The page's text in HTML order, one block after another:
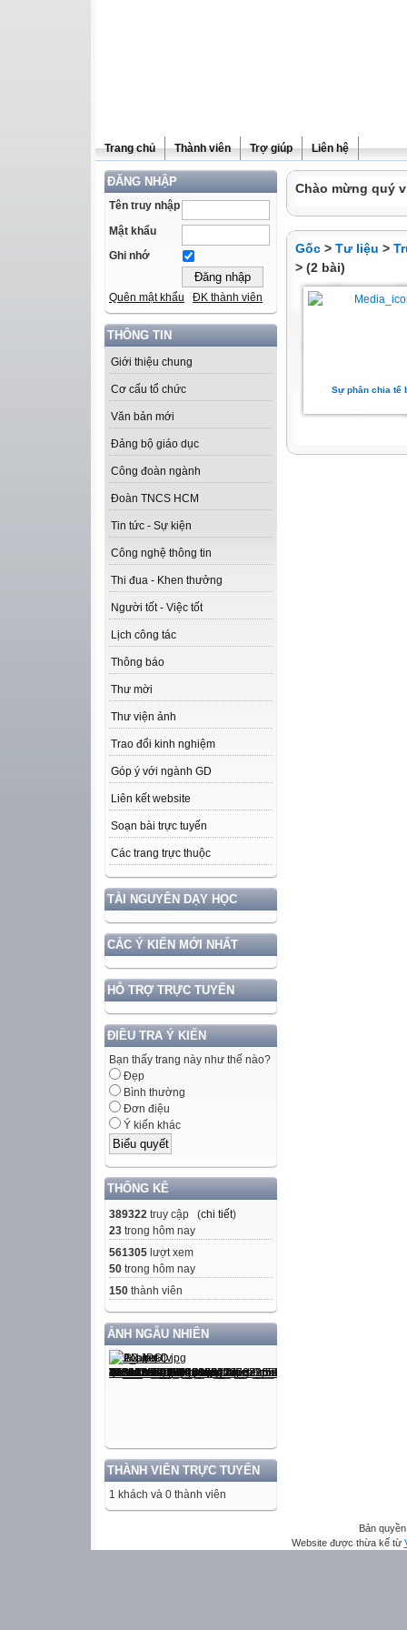
Trang chủ Thành viên Trợ giúp Liên hệ
ĐĂNG NHẬP
Tên truy nhập
Mật khẩu
Ghi nhớ
Quên mật khẩu ĐK thành viên
THÔNG TIN
Giới thiệu chung
Cơ cấu tổ chức
Văn bản mới
Đảng bộ giáo dục
Công đoàn ngành
Đoàn TNCS HCM
Tin tức - Sự kiện
Công nghệ thông tin
Thi đua - Khen thưởng
Người tốt - Việc tốt
Lịch công tác
Thông báo
Thư mời
Thư viện ảnh
Trao đổi kinh nghiệm
Góp ý với ngành GD
Liên kết website
Soạn bài trực tuyến
Các trang trực thuộc
TÀI NGUYÊN DẠY HỌC
CÁC Ý KIẾN MỚI NHẤT
HỖ TRỢ TRỰC TUYẾN
ĐIỀU TRA Ý KIẾN
Bạn thấy trang này như thế nào?
Đẹp
Bình thường
Đơn điệu
Ý kiến khác
THỐNG KÊ
389322 truy cập (chi tiết)
23 trong hôm nay
561305 lượt xem
50 trong hôm nay
150 thành viên
ẢNH NGẪU NHIÊN
THÀNH VIÊN TRỰC TUYẾN
1 khách và 0 thành viên
Chào mừng quý
Gốc > Tư liệu >
> (2 bài)
Sự phân chia tế
Bản
Website được thừa kế từ